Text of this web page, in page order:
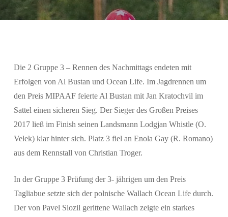
Suchen
Die 2 Gruppe 3 – Rennen des Nachmittags endeten mit
Erfolgen von Al Bustan und Ocean Life. Im Jagdrennen um
den Preis MIPAAF feierte Al Bustan mit Jan Kratochvil im
Sattel einen sicheren Sieg. Der Sieger des Großen Preises
2017 ließ im Finish seinen Landsmann Lodgjan Whistle (O.
Velek) klar hinter sich. Platz 3 fiel an Enola Gay (R. Romano)
aus dem Rennstall von Christian Troger.
In der Gruppe 3 Prüfung der 3- jährigen um den Preis
Tagliabue setzte sich der polnische Wallach Ocean Life durch.
Der von Pavel Slozil gerittene Wallach zeigte ein starkes